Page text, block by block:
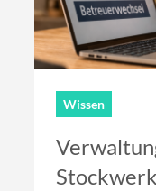
Wissen